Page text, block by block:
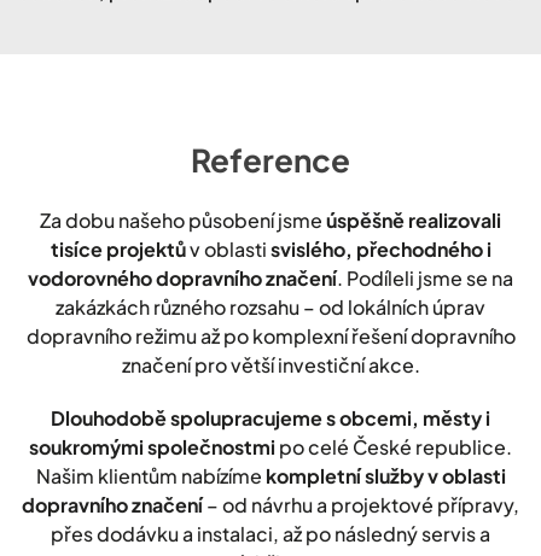
Reference
Za dobu našeho působení jsmeúspěšně realizovali
tisíce projektův oblastisvislého, přechodného i
vodorovného dopravního značení. Podíleli jsme se na
zakázkách různého rozsahu – od lokálních úprav
dopravního režimu až po komplexní řešení dopravního
značení pro větší investiční akce.
Dlouhodobě spolupracujeme s obcemi, městy i
soukromými společnostmi po celé České republice.
Našim klientům nabízíme kompletní služby v oblasti
dopravního značení– od návrhu a projektové přípravy,
přes dodávku a instalaci, až po následný servis a